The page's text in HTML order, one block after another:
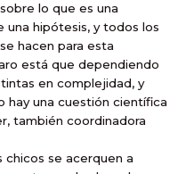
lo que es una
una hipótesis, y todos los
hacen para esta
está que dependiendo
en complejidad, y
hay una cuestión científica
también coordinadora
chicos se acerquen a